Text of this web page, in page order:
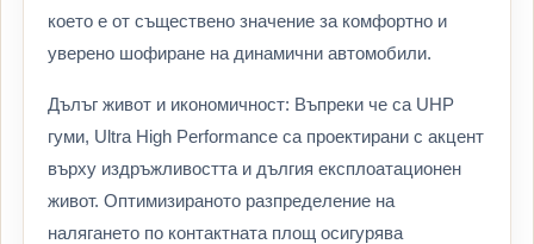
което е от съществено значение за комфортно и
уверено шофиране на динамични автомобили.
Дълъг живот и икономичност: Въпреки че са UHP
гуми, Ultra High Performance са проектирани с акцент
върху издръжливостта и дългия експлоатационен
живот. Оптимизираното разпределение на
налягането по контактната площ осигурява